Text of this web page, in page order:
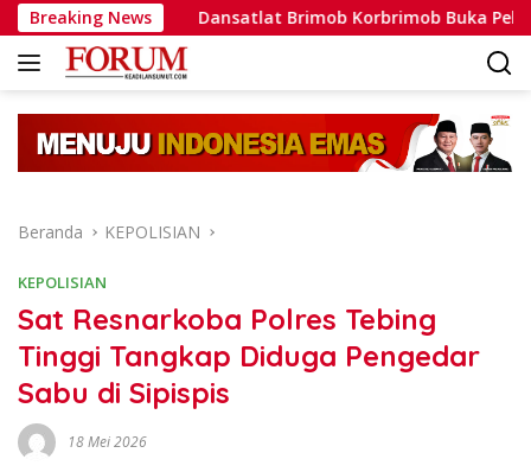
Langsung
ke
konten
Breaking NewsDansatlat Brimob Korbrimob Buka Pelatihan
Beranda KEPOLISIAN
KEPOLISIAN
Sat Resnarkoba Polres Tebing
Tinggi Tangkap Diduga Pengedar
Sabu di Sipispis
18 Mei 2026